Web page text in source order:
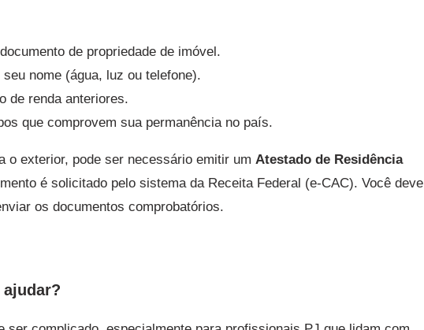
de propriedade de imóvel.
nome (água, luz ou telefone).
de renda anteriores.
que comprovem sua permanência no país.
o exterior, pode ser necessário emitir um Atestado de Residência
é solicitado pelo sistema da Receita Federal (e-CAC). Você deve
os documentos comprobatórios.